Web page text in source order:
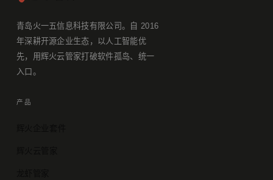
青岛火一五信息科技有限公司。自 2016
年深耕开源企业生态，以人工智能优
先，用辉火云管家打破软件孤岛、统一
入口。
产品